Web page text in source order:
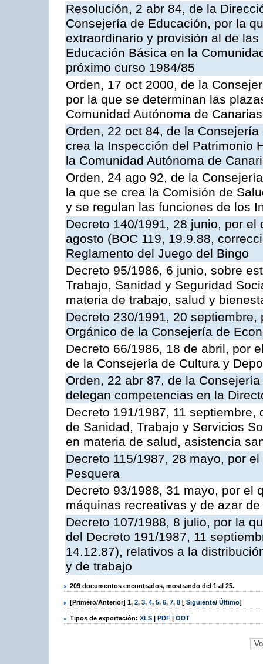
Resolución, 2 abr 84, de la
Consejería de Educación, por la
extraordinario y provisión al de
Educación Básica en la
próximo curso 1984/85
Orden, 17 oct 2000, de la
por la que se determinan las
Comunidad Autónoma de Canarias
Orden, 22 oct 84, de la
crea la Inspección del Patrimonio
la Comunidad Autónoma de
Orden, 24 ago 92, de la
la que se crea la Comisión de
y se regulan las funciones de los
Decreto 140/1991, 28 junio, por
agosto (BOC 119, 19.9.88,
Reglamento del Juego del Bingo
Decreto 95/1986, 6 junio, sobre
Trabajo, Sanidad y Seguridad
materia de trabajo, salud y
Decreto 230/1991, 20
Orgánico de la Consejería de
Decreto 66/1986, 18 de abril, por
de la Consejería de Cultura y
Orden, 22 abr 87, de la
delegan competencias en la
Decreto 191/1987, 11
de Sanidad, Trabajo y Servicios
en materia de salud, asistencia
Decreto 115/1987, 28 mayo, por
Pesquera
Decreto 93/1988, 31 mayo, por el
máquinas recreativas y de azar
Decreto 107/1988, 8 julio, por la
del Decreto 191/1987, 11
14.12.87), relativos a la
y de trabajo
209 documentos encontrados, mostrando del 1 al 25.
[Primero/Anterior] 1, 2, 3, 4, 5, 6, 7, 8 [ Siguiente/ Último]
Tipos de exportación: XLS | PDF | ODT